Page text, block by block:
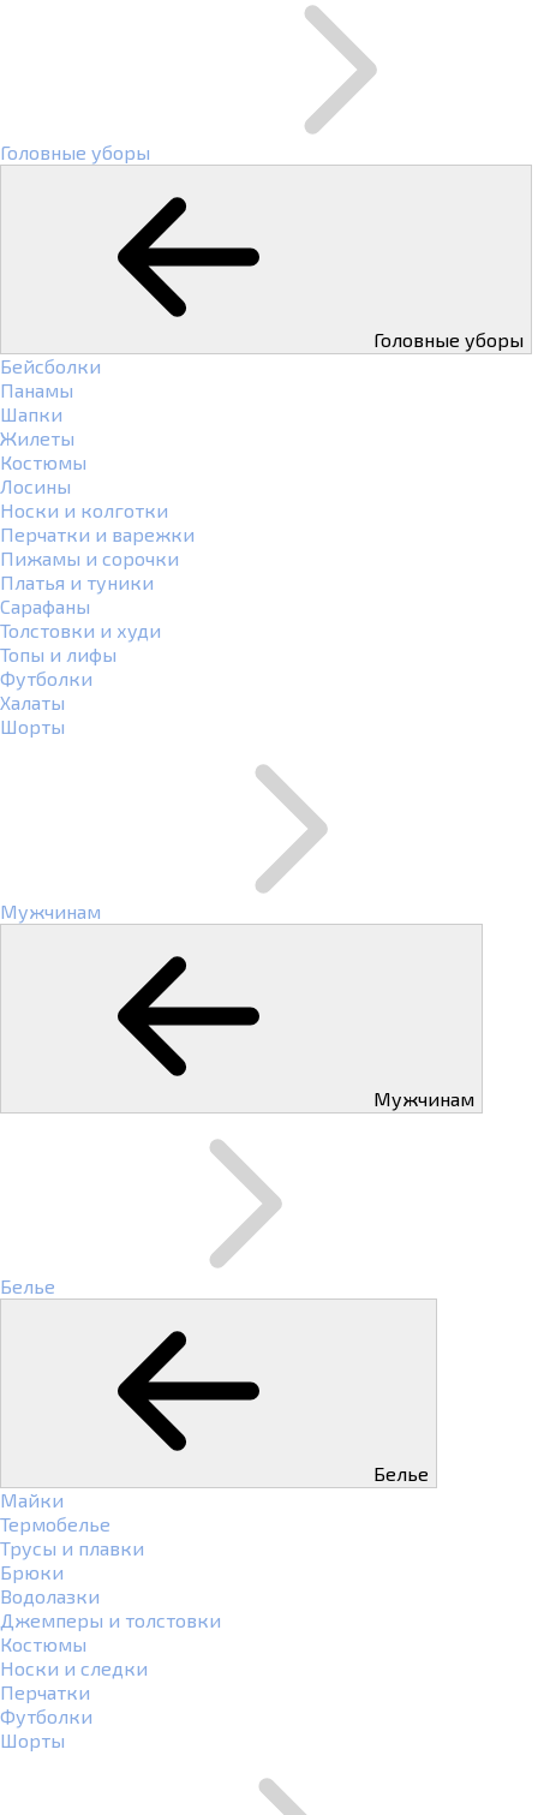
Головные уборы
Головные уборы
Бейсболки
Панамы
Шапки
Жилеты
Костюмы
Лосины
Носки и колготки
Перчатки и варежки
Пижамы и сорочки
Платья и туники
Сарафаны
Толстовки и худи
Топы и лифы
Футболки
Халаты
Шорты
Мужчинам
Мужчинам
Белье
Белье
Майки
Термобелье
Трусы и плавки
Брюки
Водолазки
Джемперы и толстовки
Костюмы
Носки и следки
Перчатки
Футболки
Шорты